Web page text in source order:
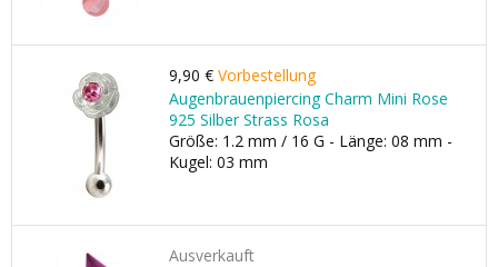
9,90 € Vorbestellung
Augenbrauenpiercing Charm Mini Rose
925 Silber Strass Rosa
Größe: 1.2 mm / 16 G - Länge: 08 mm -
Kugel: 03 mm
Ausverkauft